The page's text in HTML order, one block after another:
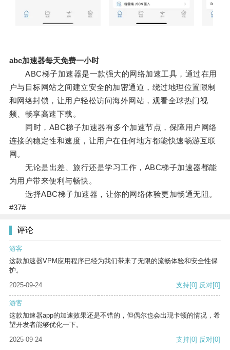
abc加速器每天免费一小时
ABC梯子加速器是一款强大的网络加速工具，通过在用
户与目标网站之间建立安全的加密通道，绕过地理位置限制
和网络封锁，让用户轻松访问海外网站，观看全球热门视
频、畅享高速下载。
同时，ABC梯子加速器有多个加速节点，保障用户网络
连接的稳定性和速度，让用户在任何地方都能快速畅游互联
网。
无论是出差、旅行还是学习工作，ABC梯子加速器都能
为用户带来便利与畅快。
选择ABC梯子加速器，让你的网络体验更加畅通无阻。
#37#
评论
游客
这款加速器VPM应用程序已经为我们带来了无限的流畅体验和安全性保
护。
2025-09-24
支持[0] 反对[0]
游客
这款加速器app的加速效果还是不错的，但偶尔也会出现卡顿的情况，希
望开发者能够优化一下。
2025-09-24
支持[0] 反对[0]